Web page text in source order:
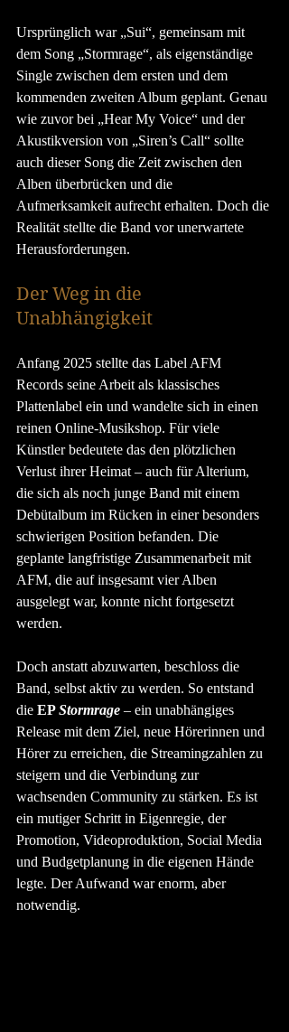
Ursprünglich war „Sui“, gemeinsam mit
dem Song „Stormrage“, als eigenständige
Single zwischen dem ersten und dem
kommenden zweiten Album geplant. Genau
wie zuvor bei „Hear My Voice“ und der
Akustikversion von „Siren’s Call“ sollte
auch dieser Song die Zeit zwischen den
Alben überbrücken und die
Aufmerksamkeit aufrecht erhalten. Doch die
Realität stellte die Band vor unerwartete
Herausforderungen.
Der Weg in die
Unabhängigkeit
Anfang 2025 stellte das Label AFM
Records seine Arbeit als klassisches
Plattenlabel ein und wandelte sich in einen
reinen Online-Musikshop. Für viele
Künstler bedeutete das den plötzlichen
Verlust ihrer Heimat – auch für Alterium,
die sich als noch junge Band mit einem
Debütalbum im Rücken in einer besonders
schwierigen Position befanden. Die
geplante langfristige Zusammenarbeit mit
AFM, die auf insgesamt vier Alben
ausgelegt war, konnte nicht fortgesetzt
werden.
Doch anstatt abzuwarten, beschloss die
Band, selbst aktiv zu werden. So entstand
die EP Stormrage – ein unabhängiges
Release mit dem Ziel, neue Hörerinnen und
Hörer zu erreichen, die Streamingzahlen zu
steigern und die Verbindung zur
wachsenden Community zu stärken. Es ist
ein mutiger Schritt in Eigenregie, der
Promotion, Videoproduktion, Social Media
und Budgetplanung in die eigenen Hände
legte. Der Aufwand war enorm, aber
notwendig.